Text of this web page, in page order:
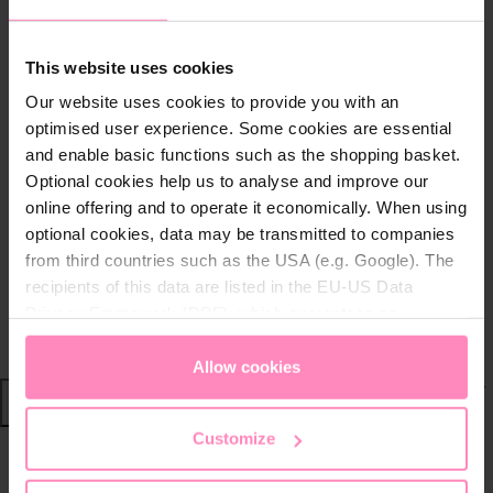
This website uses cookies
Our website uses cookies to provide you with an
optimised user experience. Some cookies are essential
and enable basic functions such as the shopping basket.
Optional cookies help us to analyse and improve our
online offering and to operate it economically. When using
optional cookies, data may be transmitted to companies
from third countries such as the USA (e.g. Google). The
recipients of this data are listed in the EU-US Data
appropriate level of data protection. You canaccept all
only allow necessary cookies
access and change your chosen setting at any time in
Allow cookies
Customize
News
Das Unternehmen
Change the world - Sip by sip
Filterkartuschen recyceln
Markenbotschafter
Nachhaltige Wassersysteme
BWT im Sport
Motorsport
Wintersport
RACE LAP AWARD
Wasser von BWT